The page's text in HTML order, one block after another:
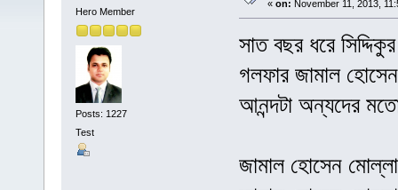
Hero Member
Posts: 1227
Test
« on: November 11, 2013,
সাত বছর ধরে
গলফার জামাল
আনন্দটা অন্যদের
জামাল হোসেন